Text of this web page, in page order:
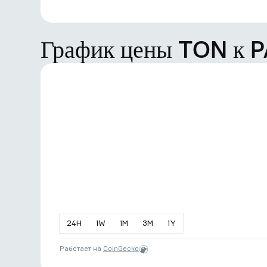
График цены TON к
24H 1W 1M 3M 1Y
Работает на CoinGecko